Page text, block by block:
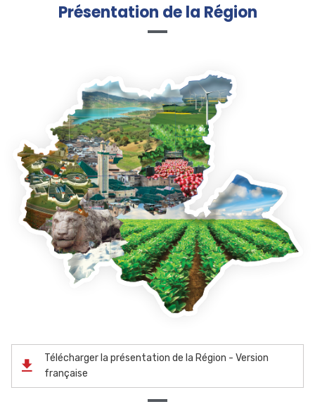
Présentation de la Région
Télécharger la présentation de la Région - Version
française